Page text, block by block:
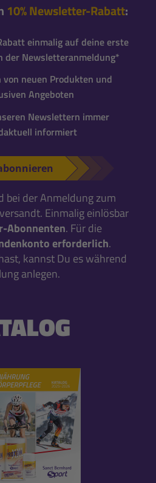
10% Newsletter-Rabatt:
einmalig auf deine erste
der Newsletteranmeldung*
von neuen Produkten und
Angeboten
Newslettern immer
informiert
bei der Anmeldung zum
Einmalig einlösbar
Abonnenten. Für die
erforderlich.
kannst Du es während
anlegen.